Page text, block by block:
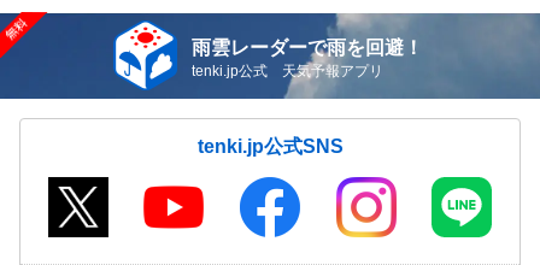
雨雲レーダーで雨を回避！
tenki.jp公式 天気予報アプリ
tenki.jp公式SNS